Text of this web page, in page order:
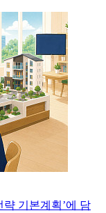
기본계획’에 담